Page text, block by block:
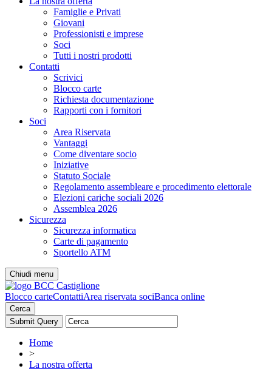
Famiglie e Privati
Giovani
Professionisti e imprese
Soci
Tutti i nostri prodotti
Contatti
Scrivici
Blocco carte
Richiesta documentazione
Rapporti con i fornitori
Soci
Area Riservata
Vantaggi
Come diventare socio
Iniziative
Statuto Sociale
Regolamento assembleare e procedimento elettorale
Elezioni cariche sociali 2026
Assemblea 2026
Sicurezza
Sicurezza informatica
Carte di pagamento
Sportello ATM
Chiudi menu
Blocco carteContattiArea riservata sociBanca online
Cerca
Home
>
La nostra offerta